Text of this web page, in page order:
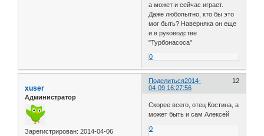
а может и сейчас играет.
Даже любопытно, кто бы это
мог быть? Наверняка он еще
и в руководстве
"Турбонасоса"
0
Поделиться 12
2014-
04-09 16:27:56
xuser
Администратор
Зарегистрирован: 2014-04-06
Скорее всего, отец Костина, а
может быть и сам Алексей
0